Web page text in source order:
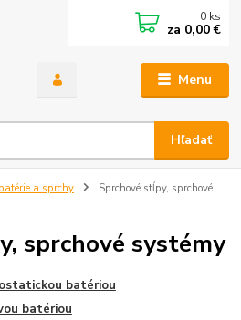
Menu
Hľadať
0 ks
za 0,00 €
a sprchy
Sprchové stĺpy, sprchové
sprchové systémy
batériou
batériou